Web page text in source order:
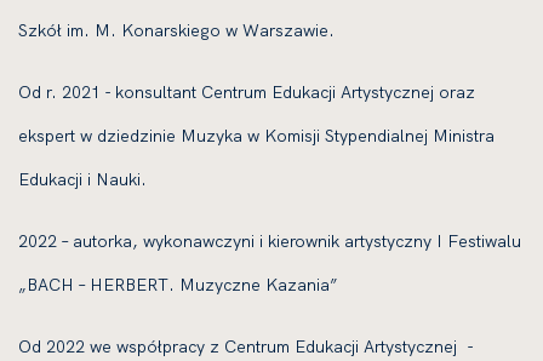
Szkół im. M. Konarskiego w Warszawie.
Od r. 2021 - konsultant Centrum Edukacji Artystycznej oraz
ekspert w dziedzinie Muzyka w Komisji Stypendialnej Ministra
Edukacji i Nauki.
2022 – autorka, wykonawczyni i kierownik artystyczny I Festiwalu
„BACH – HERBERT. Muzyczne Kazania”
Od 2022 we współpracy z Centrum Edukacji Artystycznej -